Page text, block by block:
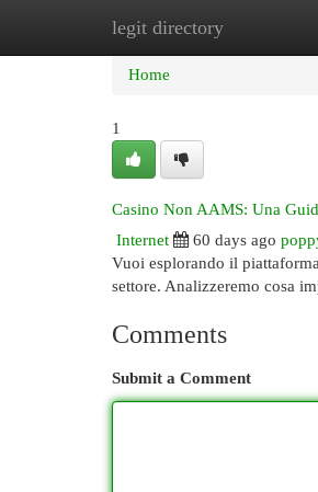
legit directory
Home New Site
Home
1
Casino Non AAMS: Una
Internet
60 days ago
Vuoi esplorando il
settore. Analizzeremo cosa
Comments
Submit a Comment